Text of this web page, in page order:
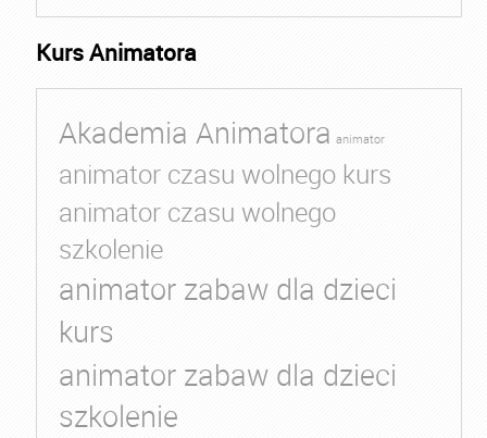
Kurs Animatora
Akademia Animatora animator
animator czasu wolnego kurs
animator czasu wolnego
szkolenie
animator zabaw dla dzieci
kurs
animator zabaw dla dzieci
szkolenie